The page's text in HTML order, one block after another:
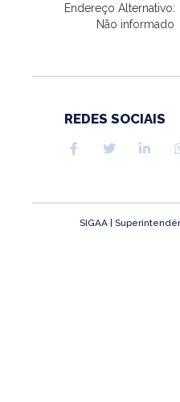
Endereço Alternativo:
Não informado
REDES SOCIAIS
SIGAA |